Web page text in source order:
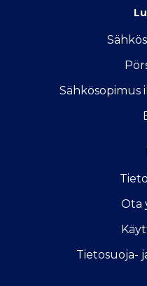
Sähkösopimus
Ota
Tietosuoja-